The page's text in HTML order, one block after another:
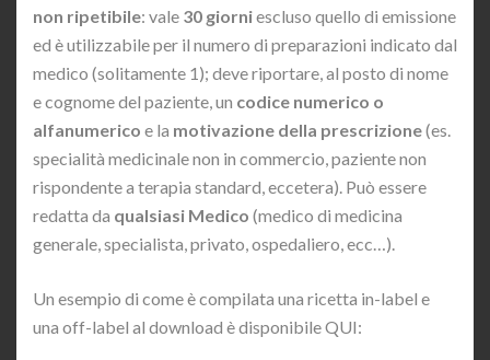
non ripetibile: vale 30 giorniescluso quello di emissione
ed è utilizzabile per il numero di preparazioni indicato dal
medico (solitamente 1); deve riportare, al posto di nome
e cognome del paziente, un codice numerico o
alfanumerico e la motivazione della prescrizione(es.
specialità medicinale non in commercio, paziente non
rispondente a terapia standard, eccetera). Può essere
redatta da qualsiasi Medico (medico di medicina
generale, specialista, privato, ospedaliero, ecc…).
Un esempio di come è compilata una ricetta in-label e
una off-label al download è disponibile QUI: